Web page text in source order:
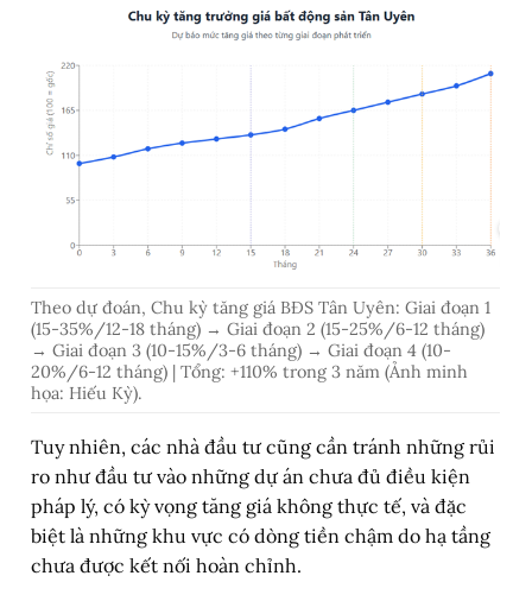
Theo dự đoán, Chu kỳ tăng giá BĐS Tân Uyên: Giai đoạn 1
(15-35%/12-18 tháng) → Giai đoạn 2 (15-25%/6-12 tháng)
→ Giai đoạn 3 (10-15%/3-6 tháng) → Giai đoạn 4 (10-
20%/6-12 tháng) | Tổng: +110% trong 3 năm (Ảnh minh
họa: Hiếu Kỳ).
Tuy nhiên, các nhà đầu tư cũng cần tránh những rủi
ro như đầu tư vào những dự án chưa đủ điều kiện
pháp lý, có kỳ vọng tăng giá không thực tế, và đặc
biệt là những khu vực có dòng tiền chậm do hạ tầng
chưa được kết nối hoàn chỉnh.